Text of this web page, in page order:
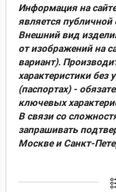
Информация на
является публичной
Внешний вид
от изображений на
вариант).
характеристики без
(паспортах) -
ключевых
В связи со
запрашивать
Москве и Санкт-